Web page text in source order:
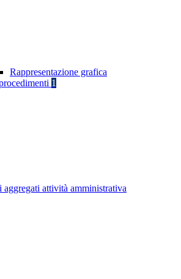
Rappresentazione grafica
1
aggregati attività amministrativa